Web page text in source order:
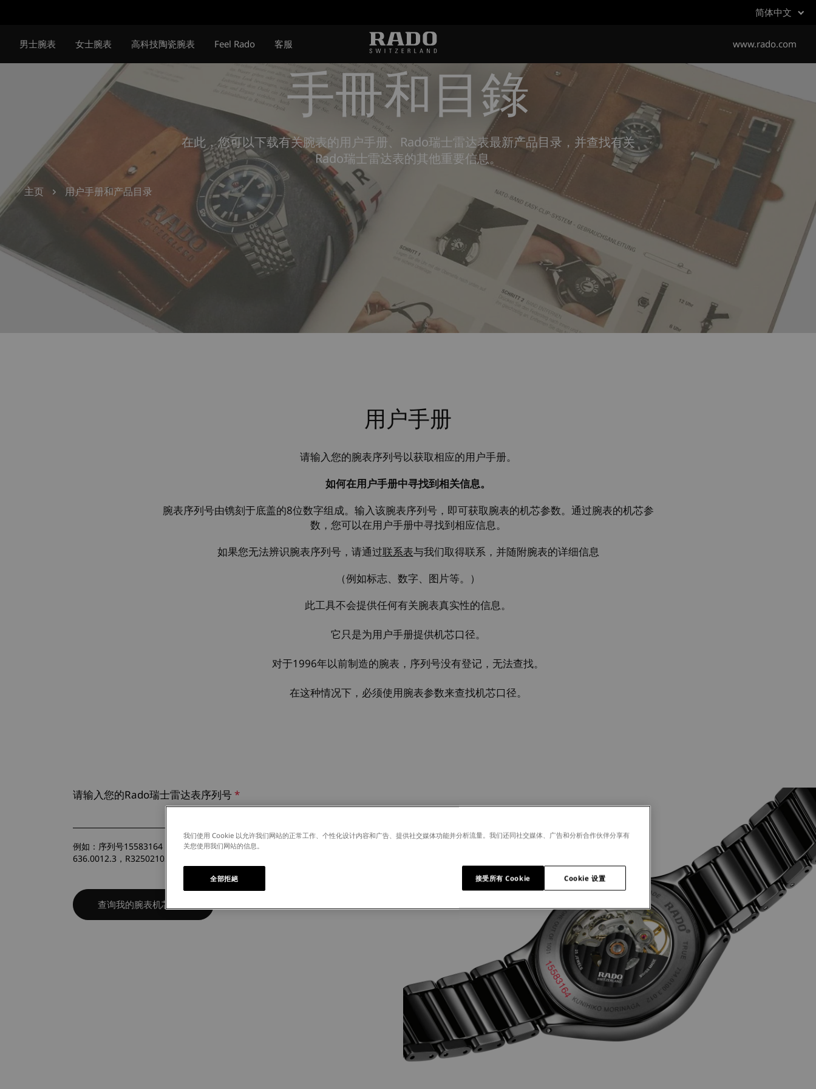
要
简体中文
男士腕表 女士腕表 高科技陶瓷腕表 Feel Rado 客服 www.rado.com
手冊和目錄
在此，您可以下载有关腕表的用户手册、Rado瑞士雷达表最新产品目录，并查找有关
Rado瑞士雷达表的其他重要信息。
主页 用户手册和产品目录
用户手册
请输入您的腕表序列号以获取相应的用户手册。
如何在用户手册中寻找到相关信息。
腕表序列号由镌刻于底盖的8位数字组成。输入该腕表序列号，即可获取腕表的机芯参数。通过腕表的机芯参
数，您可以在用户手册中寻找到相应信息。
如果您无法辨识腕表序列号，请通过联系表与我们取得联系，并随附腕表的详细信息
（例如标志、数字、图片等。）
此工具不会提供任何有关腕表真实性的信息。
它只是为用户手册提供机芯口径。
对于1996年以前制造的腕表，序列号没有登记，无法查找。
在这种情况下，必须使用腕表参数来查找机芯口径。
例如：序列号15583164（如果不具备/易读的腕表编号.
636.0012.3，R32502103）
请输入您的Rado瑞士雷达表序列号*
选择您的语言
我们使用 Cookie 以允许我们网站的正常工作、个性化设计内容和广告、提供社交媒体功能并分析流量。我们还同社交媒体、广告和分析合作伙伴分享有
关您使用我们网站的信息。
Cookie 设置
全部拒絕 接受所有 Cookie